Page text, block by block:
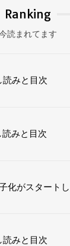
Ranking
読まれてます
読みと目次
読みと目次
化がスタートし
読みと目次